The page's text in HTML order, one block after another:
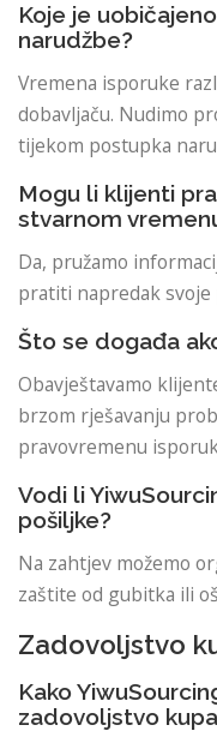
Koje je
narudžbe?
Vremena isporuke
dobavljaču. Nudimo
tijekom postupka
Mogu li klijenti
stvarnom
Da, pružamo
pratiti napredak
Što se događa
Obavještavamo
brzom rješavanju
pravovremenu
Vodi li
pošiljke?
Na zahtjev možemo
zaštite od gubitka ili
Zadovoljstvo
Kako
zadovoljstvo